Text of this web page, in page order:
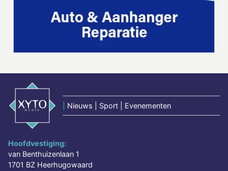
Nieuws | Sport | Evenementen
Hoofdvestiging:
van Benthuizenlaan 1
1701 BZ Heerhugowaard